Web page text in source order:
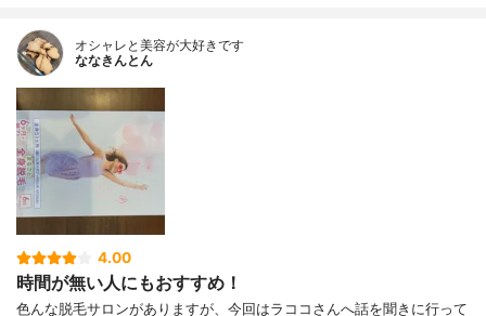
オシャレと美容が大好きです
ななきんとん
4.00
時間が無い人にもおすすめ！
色んな脱毛サロンがありますが、今回はラココさんへ話を聞きに行って